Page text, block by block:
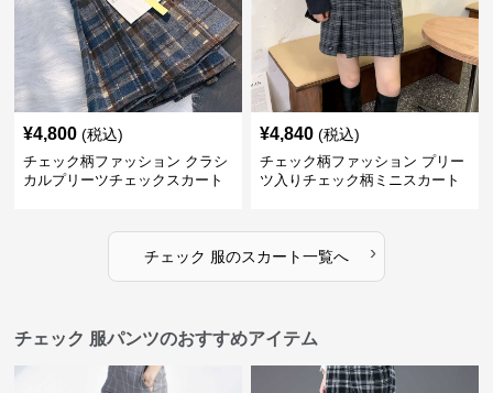
¥4,800 (税込)
チェック柄ファッション クラシ
カルプリーツチェックスカート
¥4,840 (税込)
チェック柄ファッション プリー
ツ入りチェック柄ミニスカート
チェック 服のスカート一覧へ ›
チェック 服パンツのおすすめアイテム